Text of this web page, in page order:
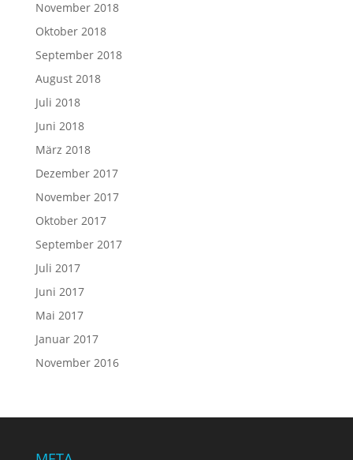
November 2018
Oktober 2018
September 2018
August 2018
Juli 2018
Juni 2018
März 2018
Dezember 2017
November 2017
Oktober 2017
September 2017
Juli 2017
Juni 2017
Mai 2017
Januar 2017
November 2016